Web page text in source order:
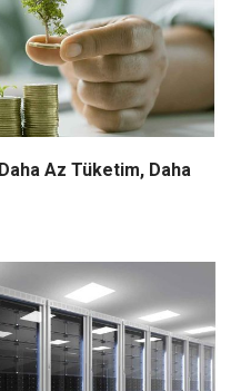
Az Tüketim, Daha